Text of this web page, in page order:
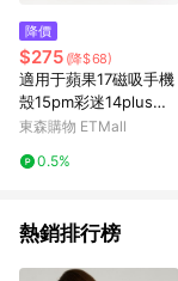
降價
$275 (降$68)
適用于蘋果17磁吸手機
殼15pm彩迷14plus雙
層p硅膠iphone16pro
摔高級耐用磨軍事風m
東森購物 ETMall
0.5%
熱銷排行榜